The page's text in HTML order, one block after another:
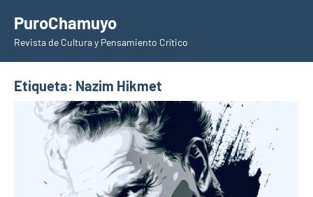
contenido
PuroChamuyo
Revista de Cultura y Pensamiento Crítico
Etiqueta: Nazim Hikmet